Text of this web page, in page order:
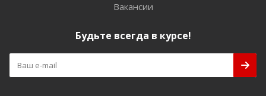
Вакансии
Будьте всегда в курсе!